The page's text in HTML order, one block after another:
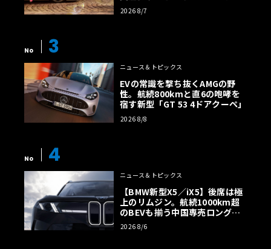
ルトに60周年記念車が登場
2026 8/7
No 3
ニュース＆トピックス
EVの常識を撃ち抜くAMGの野
性。航続800kmと直6の咆哮を
宿す新型「GT 53 4ドアクーペ」
2026 8/8
No 4
ニュース＆トピックス
【BMW新型X5／iX5】後席は極
上のリムジン。航続1000km超
のBEVも揃う中国専売ロング仕
様の全貌
2026 8/6